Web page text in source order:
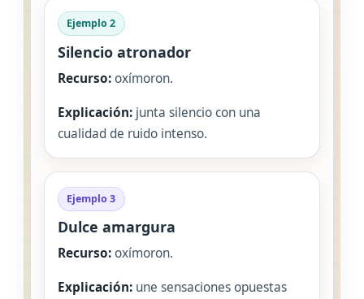
Ejemplo 2
Silencio atronador
Recurso:oxímoron.
Explicación: junta silencio con una
cualidad de ruido intenso.
Ejemplo 3
Dulce amargura
Recurso:oxímoron.
Explicación: une sensaciones opuestas